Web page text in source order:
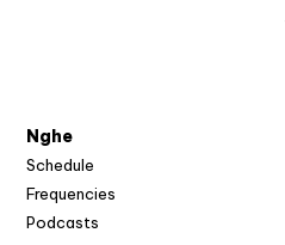
Nghe
Schedule
Frequencies
Podcasts